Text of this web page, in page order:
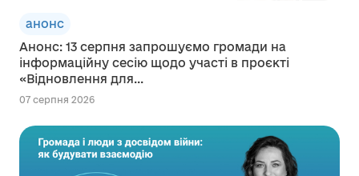
анонс
Анонс: 13 серпня запрошуємо громади на
інформаційну сесію щодо участі в проєкті
«Відновлення для...
07 серпня 2026